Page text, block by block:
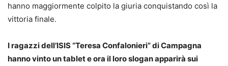
hanno maggiormente colpito la giuria conquistando così la
vittoria finale.
I ragazzi dell’ISIS “Teresa Confalonieri” di Campagna
hanno vinto un tablet e ora il loro slogan apparirà sui